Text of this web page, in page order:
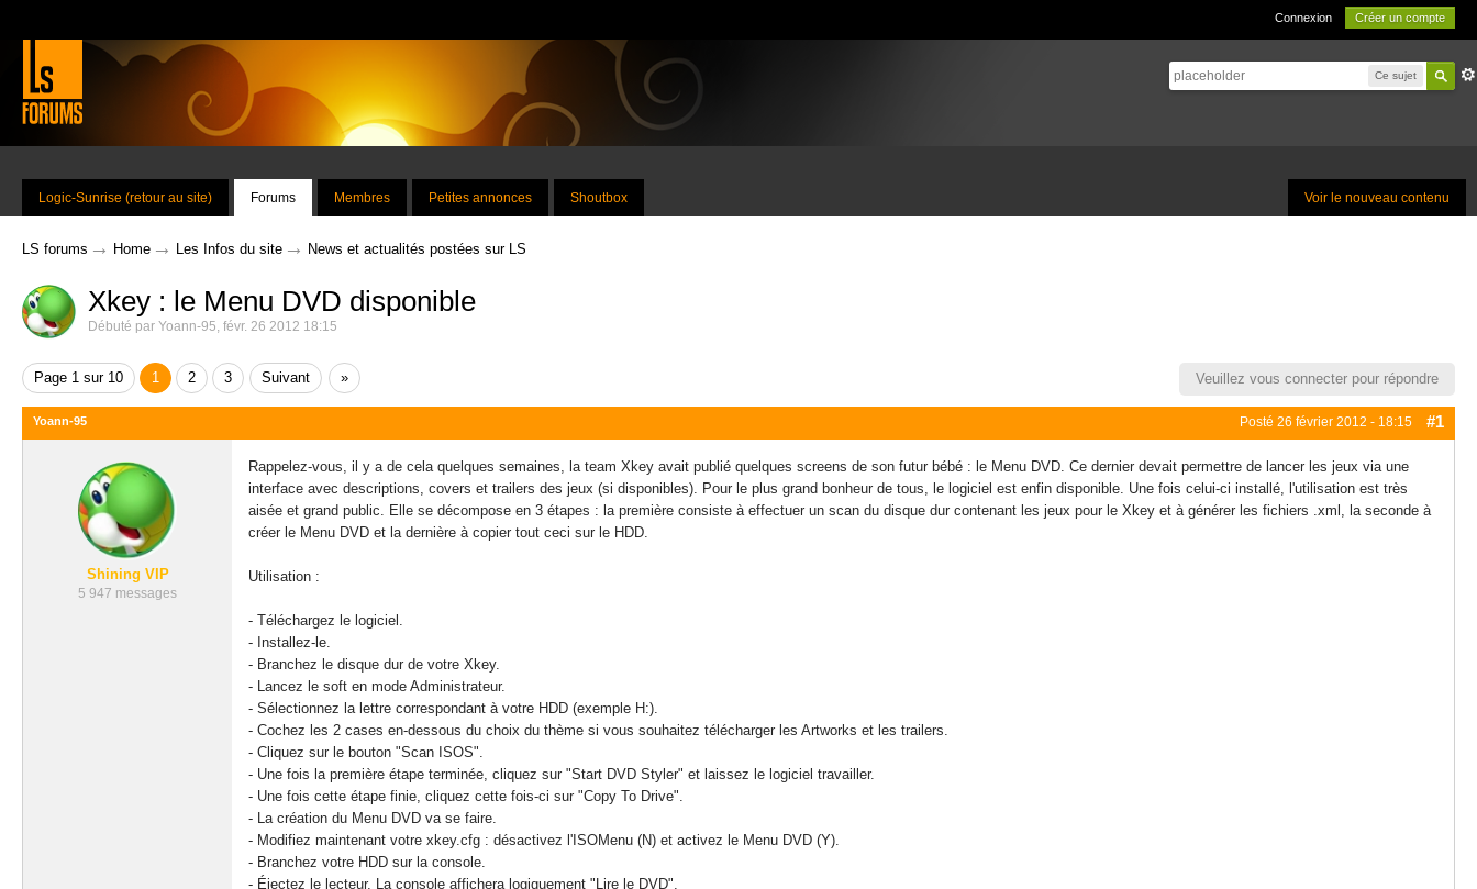
Connexion Créer un compte
Ce sujet
Voir le nouveau contenu
Logic-Sunrise (retour au site) Forums Membres Petites annonces Shoutbox
LS forums → Home → Les Infos du site → News et actualités postées sur LS
Xkey : le Menu DVD disponible
Débuté par Yoann-95, févr. 26 2012 18:15
Page 1 sur 10 1 2 3 Suivant » Veuillez vous connecter pour répondre
Posté 26 février 2012 - 18:15 #1
Yoann-95
Shining VIP
5 947 messages
Rappelez-vous, il y a de cela quelques semaines, la team Xkey avait publié quelques screens de son futur bébé : le Menu DVD. Ce dernier devait permettre de lancer les jeux via une
interface avec descriptions, covers et trailers des jeux (si disponibles). Pour le plus grand bonheur de tous, le logiciel est enfin disponible. Une fois celui-ci installé, l'utilisation est très
aisée et grand public. Elle se décompose en 3 étapes : la première consiste à effectuer un scan du disque dur contenant les jeux pour le Xkey et à générer les fichiers .xml , la seconde à
créer le Menu DVD et la dernière à copier tout ceci sur le HDD.
Utilisation :
- Téléchargez le logiciel.
- Installez-le.
- Branchez le disque dur de votre Xkey.
- Lancez le soft en mode Administrateur.
- Sélectionnez la lettre correspondant à votre HDD (exemple H:).
- Cochez les 2 cases en-dessous du choix du thème si vous souhaitez télécharger les Artworks et les trailers.
- Cliquez sur le bouton "Scan ISOS".
- Une fois la première étape terminée, cliquez sur "Start DVD Styler" et laissez le logiciel travailler.
- Une fois cette étape finie, cliquez cette fois-ci sur "Copy To Drive".
- La création du Menu DVD va se faire.
- Modifiez maintenant votre xkey.cfg : désactivez l'ISOMenu (N) et activez le Menu DVD (Y).
- Branchez votre HDD sur la console.
- Éjectez le lecteur. La console affichera logiquement "Lire le DVD".